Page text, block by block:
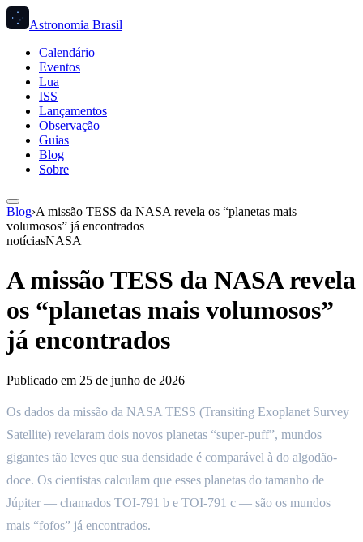
Astronomia Brasil
Calendário
Eventos
Lua
ISS
Lançamentos
Observação
Guias
Blog
Sobre
Blog›A missão TESS da NASA revela os “planetas mais
volumosos” já encontrados
notíciasNASA
A missão TESS da NASA revela
os “planetas mais volumosos”
já encontrados
Publicado em 25 de junho de 2026
Os dados da missão da NASA TESS (Transiting Exoplanet Survey
Satellite) revelaram dois novos planetas “super-puff”, mundos
gigantes tão leves que sua densidade é comparável à do algodão-
doce. Os cientistas calculam que esses planetas do tamanho de
Júpiter — chamados TOI-791 b e TOI-791 c — são os mundos
mais “fofos” já encontrados.